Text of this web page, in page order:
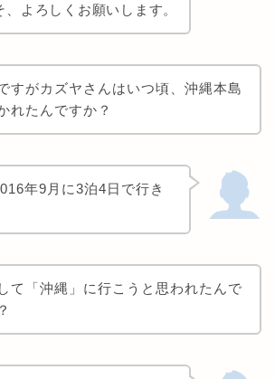
、よろしくお願いします。
すがカズヤさんはいつ頃、沖縄本島
れたんですか？
年9月に3泊4日で行き
て「沖縄」に行こうと思われたんで